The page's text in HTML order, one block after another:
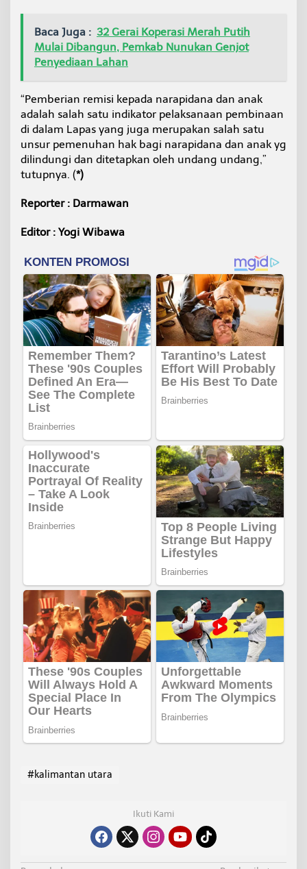
Baca Juga : 32 Gerai Koperasi Merah Putih
Mulai Dibangun, Pemkab Nunukan Genjot
Penyediaan Lahan
“Pemberian remisi kepada narapidana dan anak
adalah salah satu indikator pelaksanaan pembinaan
di dalam Lapas yang juga merupakan salah satu
unsur pemenuhan hak bagi narapidana dan anak yg
dilindungi dan ditetapkan oleh undang undang,”
tutupnya. (*)
Reporter : Darmawan
Editor : Yogi Wibawa
#kalimantan utara
Ikuti Kami